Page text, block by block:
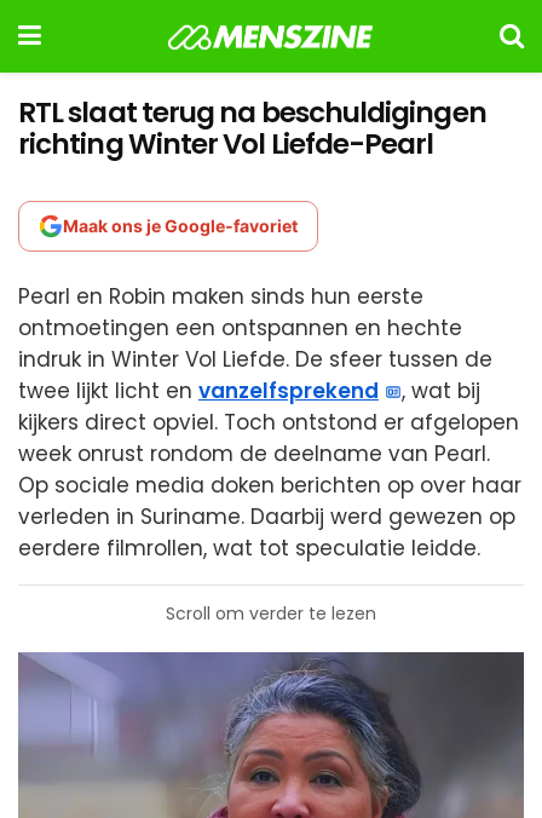
RTL slaat terug na beschuldigingen
richting Winter Vol Liefde-Pearl
Maak ons je Google-favoriet
Pearl en Robin maken sinds hun eerste
ontmoetingen een ontspannen en hechte
indruk in Winter Vol Liefde. De sfeer tussen de
twee lijkt licht en vanzelfsprekend
, wat bij
kijkers direct opviel. Toch ontstond er afgelopen
week onrust rondom de deelname van Pearl.
Op sociale media doken berichten op over haar
verleden in Suriname. Daarbij werd gewezen op
eerdere filmrollen, wat tot speculatie leidde.
Scroll om verder te lezen